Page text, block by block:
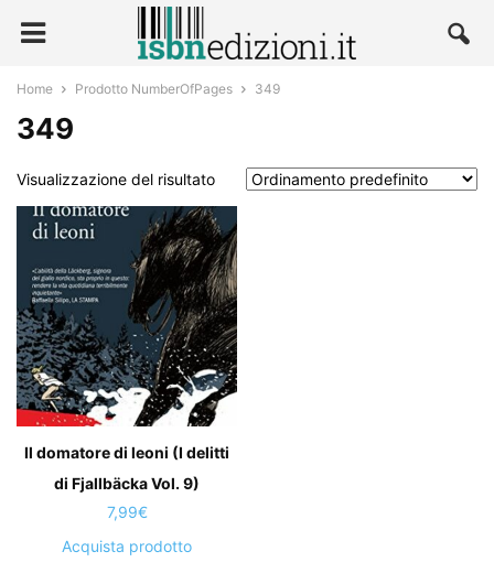
Home Prodotto NumberOfPages 349
349
Visualizzazione del risultato
Il domatore di leoni (I delitti
di Fjallbäcka Vol. 9)
7,99€
Acquista prodotto